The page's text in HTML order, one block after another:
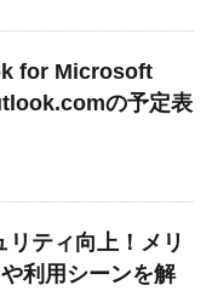
for Microsoft
の予定表
ティ向上！メリ
利用シーンを解